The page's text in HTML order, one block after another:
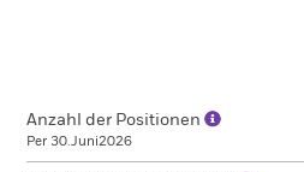
Anzahl der Positionen
Per 30.Juni2026